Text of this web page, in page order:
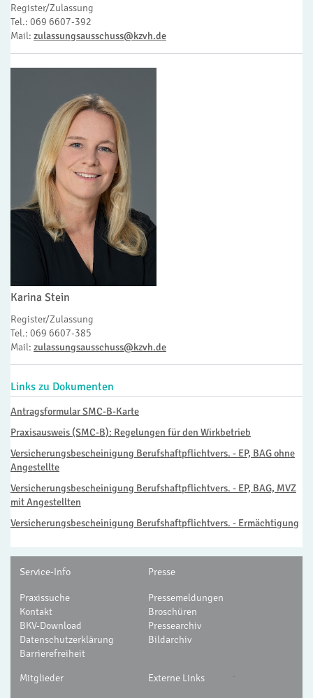
Register/Zulassung
Tel.: 069 6607-392
Mail: zulassungsausschuss@kzvh.de
Karina Stein
Register/Zulassung
Tel.: 069 6607-385
Mail: zulassungsausschuss@kzvh.de
Links zu Dokumenten
Antragsformular SMC-B-Karte
Praxisausweis (SMC-B): Regelungen für den Wirkbetrieb
Versicherungsbescheinigung Berufshaftpflichtvers. - EP, BAG ohne
Angestellte
Versicherungsbescheinigung Berufshaftpflichtvers. - EP, BAG, MVZ
mit Angestellten
Versicherungsbescheinigung Berufshaftpflichtvers. - Ermächtigung
Service-Info
Praxissuche
Kontakt
BKV-Download
Datenschutzerklärung
Barrierefreiheit
Presse
Pressemeldungen
Broschüren
Pressearchiv
Bildarchiv
Mitglieder Externe Links